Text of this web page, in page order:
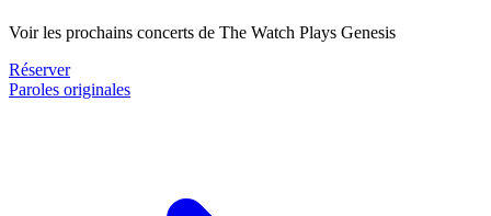
Voir les prochains concerts de The Watch Plays Genesis
Réserver
Paroles originales